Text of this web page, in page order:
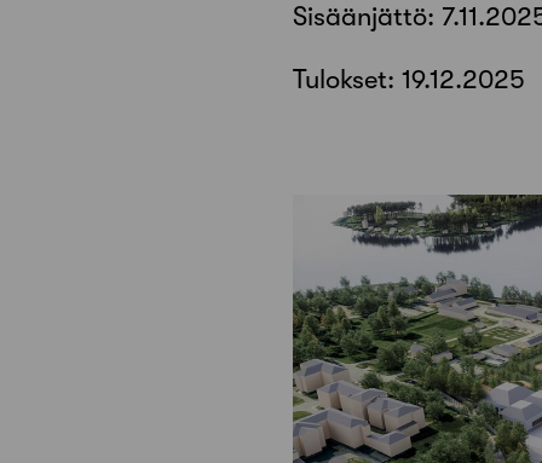
Sisäänjättö:
Tulokset: 19.12.2025